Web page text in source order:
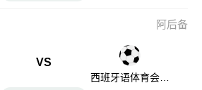
阿后备
VS
西班牙语体育会后